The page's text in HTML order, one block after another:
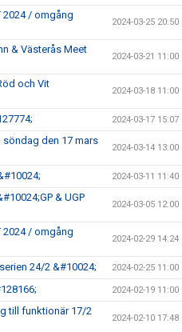
2024 / omgång
2024-03-25 20:50
& Västerås Meet
2024-03-21 11:00
och Vit
2024-03-18 11:00
2024-03-17 15:07
söndag den 17 mars
2024-03-14 13:00
2024-03-11 11:40
& UGP
2024-03-05 12:00
2024 / omgång
2024-02-29 14:24
24/2 &#10024; 2024-02-25 11:00
2024-02-19 11:00
till funktionär 17/2
2024-02-10 17:48